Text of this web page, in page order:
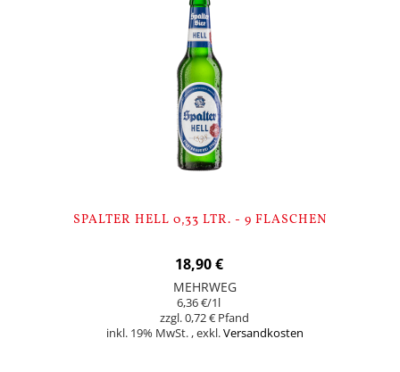
SPALTER HELL 0,33 LTR. - 9 FLASCHEN
18,90 €
MEHRWEG
6,36 €/1l
0,72 €
inkl. 19% MwSt. ,exkl.Versandkosten